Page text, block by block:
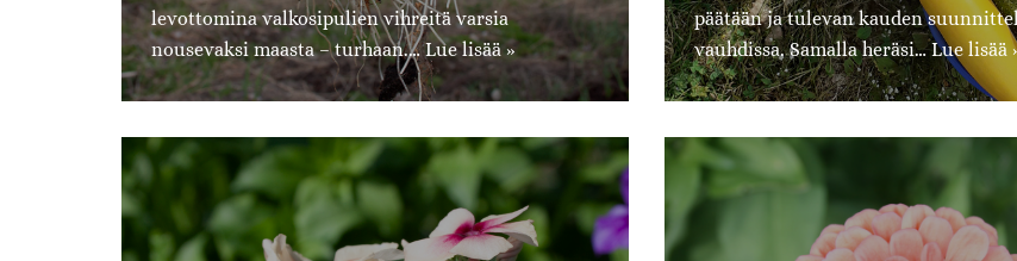
levottomina valkosipulien vihreitä varsia
nousevaksi maasta – turhaan.…Lue lisää »
päätään ja tulevan kauden
vauhdissa. Samalla heräsi…Lue lisää